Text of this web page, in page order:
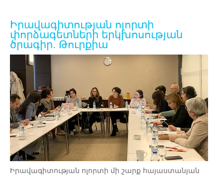
Իրավագիտության ոլորտի
փորձագետների երկխոսության
ծրագիր. Թուրքիա
Իրավագիտության ոլորտի մի շարք հայաստանյան